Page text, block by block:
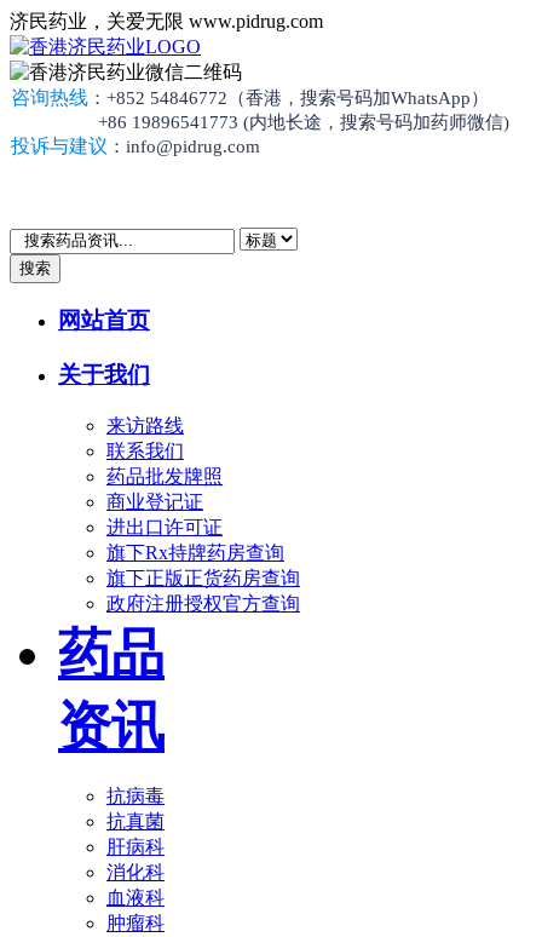
济民药业，关爱无限 www.pidrug.com
咨询热线 ：+852 54846772（香港，搜索号码加WhatsApp）
+86 19896541773 (内地长途，搜索号码加药师微信)
投诉与建议 ：info@pidrug.com
搜索
网站首页
关于我们
来访路线
联系我们
药品批发牌照
商业登记证
进出口许可证
旗下Rx持牌药房查询
旗下正版正货药房查询
政府注册授权官方查询
药品
资讯
抗病毒
抗真菌
肝病科
消化科
血液科
肿瘤科